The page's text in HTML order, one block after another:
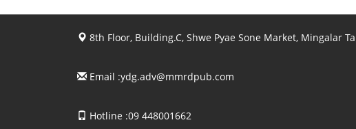
8th Floor, Building.C, Shwe Pyae Sone Market, Mingalar
Email :ydg.adv@mmrdpub.com
Hotline :09 448001662